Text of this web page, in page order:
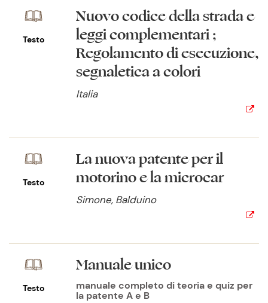
Testo
Nuovo codice della strada e
leggi complementari ;
Regolamento di esecuzione,
segnaletica a colori
Italia
Testo
La nuova patente per il
motorino e la microcar
Simone, Balduino
Testo
Manuale unico
manuale completo di teoria e quiz per
la patente A e B